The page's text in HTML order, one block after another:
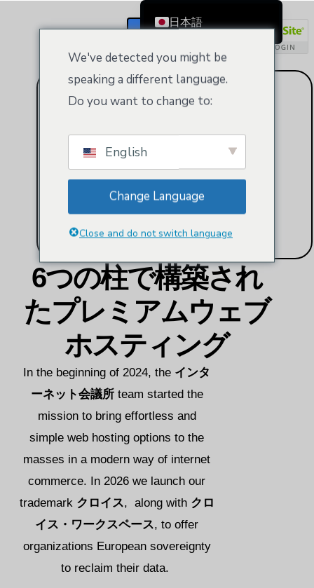
6つの柱で構築され
たプレミアムウェブ
ホスティング
In the beginning of 2024, the インタ
ーネット会議所team started the
mission to bring effortless and
simple web hosting options to the
masses in a modern way of internet
commerce. In 2026 we launch our
trademark クロイス, along with クロ
イス・ワークスペース, to offer
organizations European sovereignty
to reclaim their data.
We've detected you might be
speaking a different language.
Do you want to change to:
English
Change Language
Close and do not switch language
日本語
Čeština
Ελληνικά
Français
Suomi
Bahasa Indonesia
Nederlands
한국어
Norsk bokmål
Polski
Português
Slovenščina
Svenska
ไทย
Türkçe
Українська
Русский
Tiếng Việt
العربية